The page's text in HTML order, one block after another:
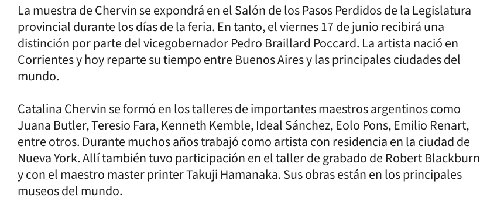
La muestra de Chervin se expondrá en el Salón de los Pasos Perdidos de la Legislatura
provincial durante los días de la feria. En tanto, el viernes 17 de junio recibirá una
distinción por parte del vicegobernador Pedro Braillard Poccard. La artista nació en
Corrientes y hoy reparte su tiempo entre Buenos Aires y las principales ciudades del
mundo.
Catalina Chervin se formó en los talleres de importantes maestros argentinos como
Juana Butler, Teresio Fara, Kenneth Kemble, Ideal Sánchez, Eolo Pons, Emilio Renart,
entre otros. Durante muchos años trabajó como artista con residencia en la ciudad de
Nueva York. Allí también tuvo participación en el taller de grabado de Robert Blackburn
y con el maestro master printer Takuji Hamanaka. Sus obras están en los principales
museos del mundo.